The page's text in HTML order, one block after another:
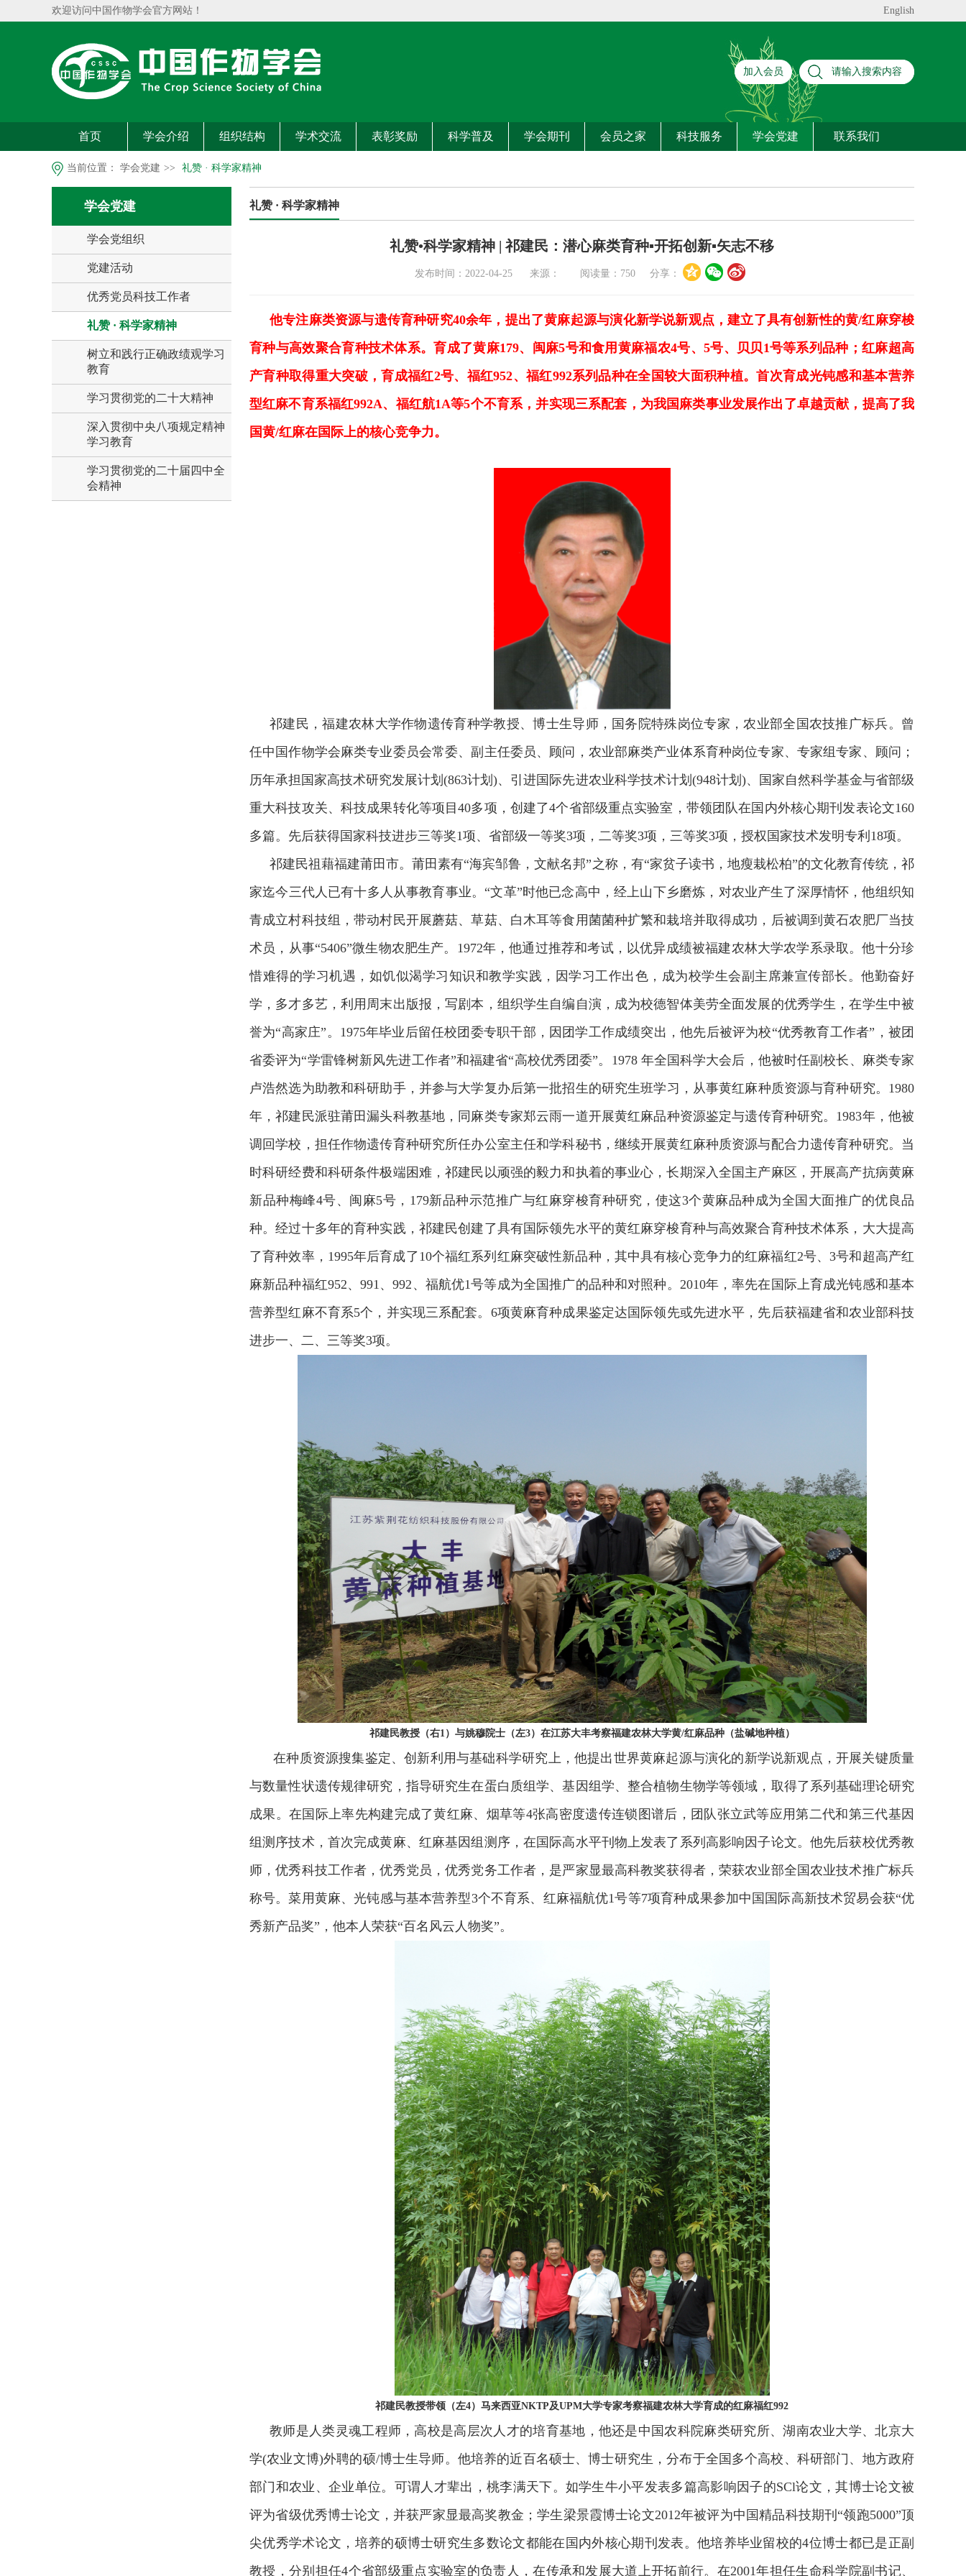
欢迎访问中国作物学会官方网站！ English
加入会员
首页 学会介绍 组织结构 学术交流 表彰奖励 科学普及 学会期刊 会员之家 科技服务 学会党建 联系我们
当前位置： 学会党建 >> 礼赞 · 科学家精神
学会党建
学会党组织
党建活动
优秀党员科技工作者
礼赞 · 科学家精神
树立和践行正确政绩观学习
教育
学习贯彻党的二十大精神
深入贯彻中央八项规定精神
学习教育
学习贯彻党的二十届四中全
会精神
礼赞 · 科学家精神
礼赞•科学家精神 | 祁建民：潜心麻类育种▪开拓创新▪矢志不移
发布时间：2022-04-25 来源： 阅读量： 750分享：
他专注麻类资源与遗传育种研究40余年，提出了黄麻起源与演化新学说新观点，建立了具有创新性的黄/红麻穿梭
育种与高效聚合育种技术体系。育成了黄麻179、闽麻5号和食用黄麻福农4号、5号、贝贝1号等系列品种；红麻超高
产育种取得重大突破，育成福红2号、福红952、福红992系列品种在全国较大面积种植。首次育成光钝感和基本营养
型红麻不育系福红992A、福红航1A等5个不育系，并实现三系配套，为我国麻类事业发展作出了卓越贡献，提高了我
国黄/红麻在国际上的核心竞争力。
祁建民，福建农林大学作物遗传育种学教授、博士生导师，国务院特殊岗位专家，农业部全国农技推广标兵。曾
任中国作物学会麻类专业委员会常委、副主任委员、顾问，农业部麻类产业体系育种岗位专家、专家组专家、顾问；
历年承担国家高技术研究发展计划(863计划)、引进国际先进农业科学技术计划(948计划)、国家自然科学基金与省部级
重大科技攻关、科技成果转化等项目40多项，创建了4个省部级重点实验室，带领团队在国内外核心期刊发表论文160
多篇。先后获得国家科技进步三等奖1项、省部级一等奖3项，二等奖3项，三等奖3项，授权国家技术发明专利18项。
祁建民祖藉福建莆田市。莆田素有“海宾邹鲁，文献名邦”之称，有“家贫子读书，地瘦栽松柏”的文化教育传统，祁
家迄今三代人已有十多人从事教育事业。“文革”时他已念高中，经上山下乡磨炼，对农业产生了深厚情怀，他组织知
青成立村科技组，带动村民开展蘑菇、草菇、白木耳等食用菌菌种扩繁和栽培并取得成功，后被调到黄石农肥厂当技
术员，从事“5406”微生物农肥生产。1972年，他通过推荐和考试，以优异成绩被福建农林大学农学系录取。他十分珍
惜难得的学习机遇，如饥似渴学习知识和教学实践，因学习工作出色，成为校学生会副主席兼宣传部长。他勤奋好
学，多才多艺，利用周末出版报，写剧本，组织学生自编自演，成为校德智体美劳全面发展的优秀学生，在学生中被
誉为“高家庄”。1975年毕业后留任校团委专职干部，因团学工作成绩突出，他先后被评为校“优秀教育工作者”，被团
省委评为“学雷锋树新风先进工作者”和福建省“高校优秀团委”。1978 年全国科学大会后，他被时任副校长、麻类专家
卢浩然选为助教和科研助手，并参与大学复办后第一批招生的研究生班学习，从事黄红麻种质资源与育种研究。1980
年，祁建民派驻莆田漏头科教基地，同麻类专家郑云雨一道开展黄红麻品种资源鉴定与遗传育种研究。1983年，他被
调回学校，担任作物遗传育种研究所任办公室主任和学科秘书，继续开展黄红麻种质资源与配合力遗传育种研究。当
时科研经费和科研条件极端困难，祁建民以顽强的毅力和执着的事业心，长期深入全国主产麻区，开展高产抗病黄麻
新品种梅峰4号、闽麻5号，179新品种示范推广与红麻穿梭育种研究，使这3个黄麻品种成为全国大面推广的优良品
种。经过十多年的育种实践，祁建民创建了具有国际领先水平的黄红麻穿梭育种与高效聚合育种技术体系，大大提高
了育种效率，1995年后育成了10个福红系列红麻突破性新品种，其中具有核心竞争力的红麻福红2号、3号和超高产红
麻新品种福红952、991、992、福航优1号等成为全国推广的品种和对照种。2010年，率先在国际上育成光钝感和基本
营养型红麻不育系5个，并实现三系配套。6项黄麻育种成果鉴定达国际领先或先进水平，先后获福建省和农业部科技
进步一、二、三等奖3项。
祁建民教授（右1）与姚穆院士（左3）在江苏大丰考察福建农林大学黄/红麻品种（盐碱地种植）
在种质资源搜集鉴定、创新利用与基础科学研究上，他提出世界黄麻起源与演化的新学说新观点，开展关键质量
与数量性状遗传规律研究，指导研究生在蛋白质组学、基因组学、整合植物生物学等领域，取得了系列基础理论研究
成果。在国际上率先构建完成了黄红麻、烟草等4张高密度遗传连锁图谱后，团队张立武等应用第二代和第三代基因
组测序技术，首次完成黄麻、红麻基因组测序，在国际高水平刊物上发表了系列高影响因子论文。他先后获校优秀教
师，优秀科技工作者，优秀党员，优秀党务工作者，是严家显最高科教奖获得者，荣获农业部全国农业技术推广标兵
称号。菜用黄麻、光钝感与基本营养型3个不育系、红麻福航优1号等7项育种成果参加中国国际高新技术贸易会获“优
秀新产品奖”，他本人荣获“百名风云人物奖”。
祁建民教授带领（左4）马来西亚NKTP及UPM大学专家考察福建农林大学育成的红麻福红992
教师是人类灵魂工程师，高校是高层次人才的培育基地，他还是中国农科院麻类研究所、湖南农业大学、北京大
学(农业文博)外聘的硕/博士生导师。他培养的近百名硕士、博士研究生，分布于全国多个高校、科研部门、地方政府
部门和农业、企业单位。可谓人才辈出，桃李满天下。如学生牛小平发表多篇高影响因子的SCl论文，其博士论文被
评为省级优秀博士论文，并获严家显最高奖教金；学生梁景霞博士论文2012年被评为中国精品科技期刊“领跑5000”顶
尖优秀学术论文，培养的硕博士研究生多数论文都能在国内外核心期刊发表。他培养毕业留校的4位博士都已是正副
教授，分别担任4个省部级重点实验室的负责人，在传承和发展大道上开拓前行。在2001年担任生命科学院副书记、